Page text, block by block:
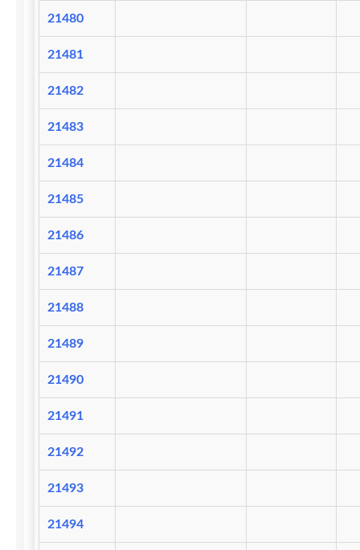
21480
21481
21482
21483
21484
21485
21486
21487
21488
21489
21490
21491
21492
21493
21494